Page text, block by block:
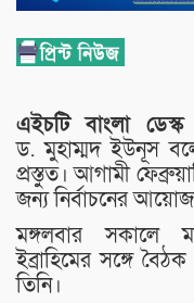
এইচটিবাংলা
ড. মুহাম্মদ ইউনূস
প্রস্তুত। আগামী
জন্য নির্বাচনের
মঙ্গলবার সকালে
ইব্রাহিমের সঙ্গে
তিনি।